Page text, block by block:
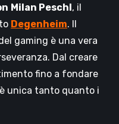
Milan Peschl , il
Degenheim. Il
gaming è una vera
Dal creare
fino a fondare
unica tanto quanto i